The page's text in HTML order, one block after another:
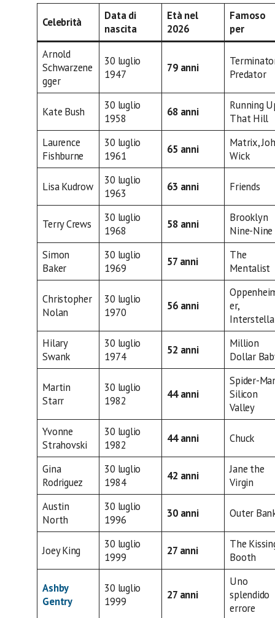
Celebrità
Data di
nascita
Età nel
2026
Famoso
per
Arnold
Schwarzene
gger
30 luglio
1947
79 anni
Predator
Kate Bush
30 luglio
1958
68 anni
Running
That Hill
Laurence
Fishburne
30 luglio
1961
65 anni
Matrix,
Wick
Lisa Kudrow
30 luglio
1963
63 anni Friends
Terry Crews
30 luglio
1968
58 anni
Brooklyn
Nine-Nine
Simon
Baker
30 luglio
1969
57 anni
The
Mentalist
Christopher
Nolan
30 luglio
1970
56 anni
er,
Hilary
Swank
30 luglio
1974
52 anni
Million
Dollar
Martin
Starr
30 luglio
1982
44 anni
Spider-
Silicon
Valley
Yvonne
Strahovski
30 luglio
1982
44 anni Chuck
Gina
Rodriguez
30 luglio
1984
42 anni
Jane the
Virgin
Austin
North
30 luglio
1996
30 anni Outer
Joey King
30 luglio
1999
27 anni
The
Booth
Ashby
Gentry
30 luglio
1999
27 anni
Uno
splendido
errore